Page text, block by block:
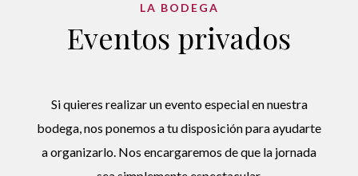
LA BODEGA
Eventos privados
Si quieres realizar un evento especial en nuestra
bodega, nos ponemos a tu disposición para ayudarte
a organizarlo. Nos encargaremos de que la jornada